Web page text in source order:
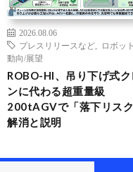
2026.08.06
プレスリリースなど
ロボット
動向/展望
ROBO-HI、吊り下げ式
ンに代わる超重量級
200tAGVで「落下リスク
解消と説明